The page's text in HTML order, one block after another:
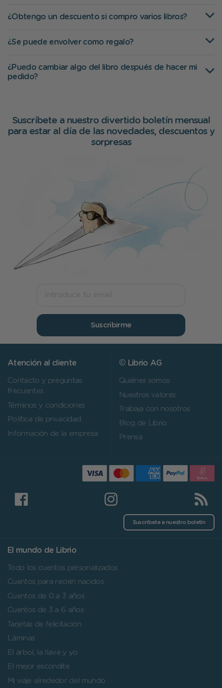
¿Obtengo un descuento si compro varios libros?
¿Se puede envolver como regalo?
¿Puedo cambiar algo del libro después de hacer mi
pedido?
Suscríbete a nuestro divertido boletín mensual
para estar al día de las novedades, descuentos y
sorpresas
Suscribirme
Atención al cliente
Contacto y preguntas
frecuentes
Términos y condiciones
Política de privacidad
Información de la empresa
© Librio AG
Quiénes somos
Nuestros valores
Trabaja con nosotros
Blog de Librio
Prensa
Suscríbete a nuestro boletín
El mundo de Librio
Todo los cuentos personalizados
Cuentos para recién nacidos
Cuentos de 0 a 3 años
Cuentos de 3 a 6 años
Tarjetas de felicitación
Láminas
El árbol, la llave y yo
El mejor escondite
Mi viaje alrededor del mundo